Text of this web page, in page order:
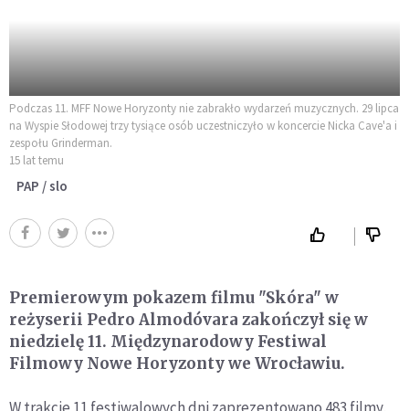
Podczas 11. MFF Nowe Horyzonty nie zabrakło wydarzeń muzycznych. 29 lipca
na Wyspie Słodowej trzy tysiące osób uczestniczyło w koncercie Nicka Cave'a i
zespołu Grinderman.
15 lat temu
PAP / slo
Premierowym pokazem filmu "Skóra" w
reżyserii Pedro Almodóvara zakończył się w
niedzielę 11. Międzynarodowy Festiwal
Filmowy Nowe Horyzonty we Wrocławiu.